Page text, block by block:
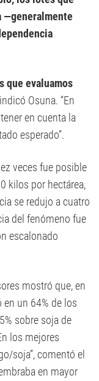
—generalmente
que evaluamos
Osuna. “En
en cuenta la
esperado”.
veces fue posible
kilos por hectárea,
se redujo a cuatro
del fenómeno fue
escalonado
mostró que, en
en un 64% de los
sobre soja de
los mejores
soja”, comentó el
en mayor